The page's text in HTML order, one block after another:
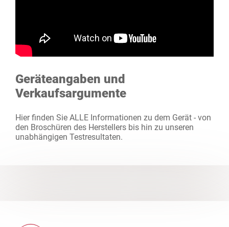
Geräteangaben und
Verkaufsargumente
Hier finden Sie ALLE Informationen zu dem Gerät - von
den Broschüren des Herstellers bis hin zu unseren
unabhängigen Testresultaten.